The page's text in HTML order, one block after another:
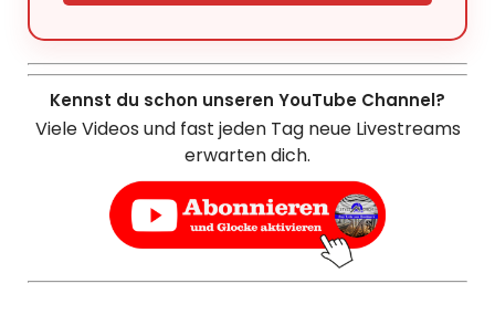
Kennst du schon unseren YouTube Channel?
Viele Videos und fast jeden Tag neue Livestreams
erwarten dich.